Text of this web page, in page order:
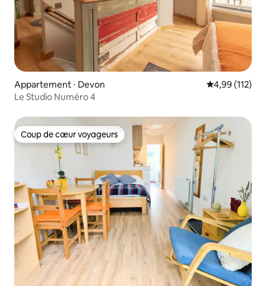
Appartement ⋅ Devon Évaluation
4,99 (112)
Le Studio Numéro 4
Coup de cœur voyageurs
Coup de cœur voyageurs